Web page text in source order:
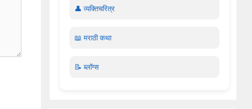
👤 व्यक्तिचरित्र
📖 मराठी कथा
📝 ब्लॉग्स